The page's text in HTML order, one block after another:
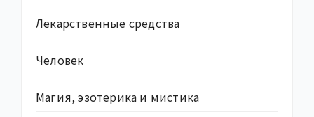
Лекарственные средства
Человек
Магия, эзотерика и мистика